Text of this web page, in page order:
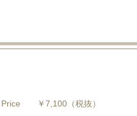
Price ￥7,100 （税抜）